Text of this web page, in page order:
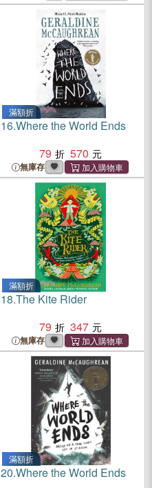
滿額折
16.Where the World Ends
79
570
無庫存
滿額折
18.The Kite Rider
79
347
無庫存
滿額折
20.Where the World Ends